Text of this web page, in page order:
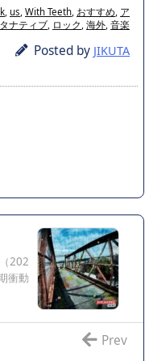
us With Teeth おすすめ ア
ナティブ ロック 海外 音楽
Posted by JIKUTA
202
衝動
Prev